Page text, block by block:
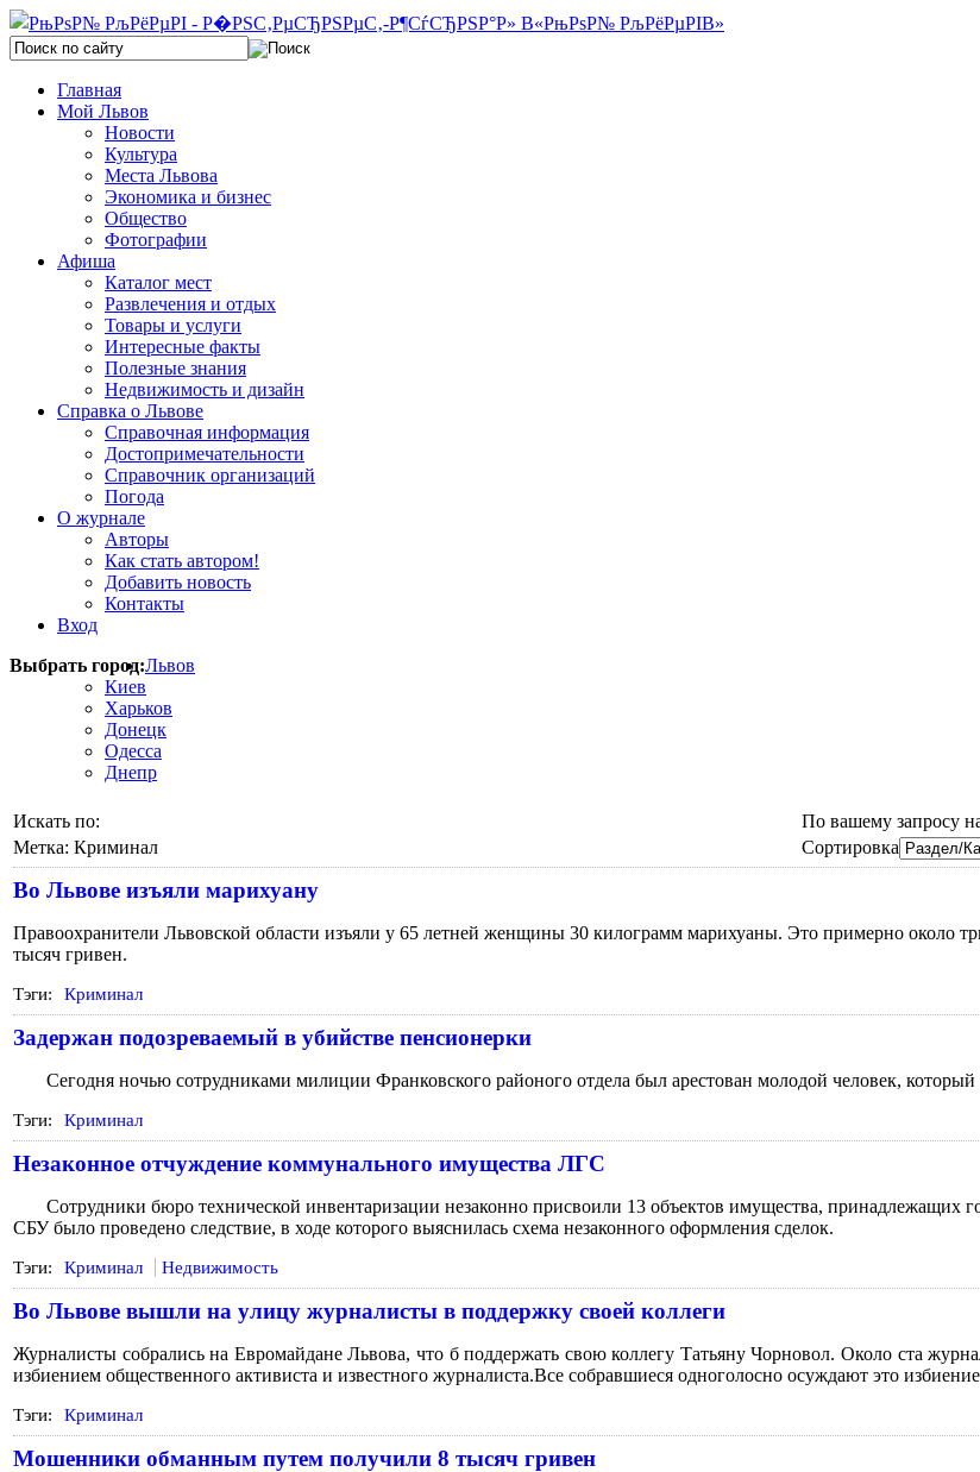
Главная
Мой Львов
Новости
Культура
Места Львова
Экономика и бизнес
Общество
Фотографии
Афиша
Каталог мест
Развлечения и отдых
Товары и услуги
Интересные факты
Полезные знания
Недвижимость и дизайн
Справка о Львове
Справочная информация
Достопримечательности
Справочник организаций
Погода
О журнале
Авторы
Как стать автором!
Добавить новость
Контакты
Вход
Выбрать город:Львов
Киев
Харьков
Донецк
Одесса
Днепр
Искать по:
По вашему запросу
Метка: Криминал Сортировка
Во Львове изъяли марихуану
Правоохранители Львовской области изъяли у 65 летней женщины 30 килограмм марихуаны. Это примерно около
тысяч гривен.
Тэги: Криминал
Задержан подозреваемый в убийстве пенсионерки
Сегодня ночью сотрудниками милиции Франковского районого отдела был арестован молодой человек,
Тэги: Криминал
Незаконное отчуждение коммунального имущества ЛГС
Сотрудники бюро технической инвентаризации незаконно присвоили 13 объектов имущества, принадлежащих
СБУ было проведено следствие, в ходе которого выяснилась схема незаконного оформления сделок.
Тэги: Криминал Недвижимость
Во Львове вышли на улицу журналисты в поддержку своей коллеги
Журналисты собрались на Евромайдане Львова, что б поддержать свою коллегу Татьяну Чорновол. Около ста
избиением общественного активиста и известного журналиста.Все собравшиеся одноголосно осуждают это
Тэги: Криминал
Мошенники обманным путем получили 8 тысяч гривен